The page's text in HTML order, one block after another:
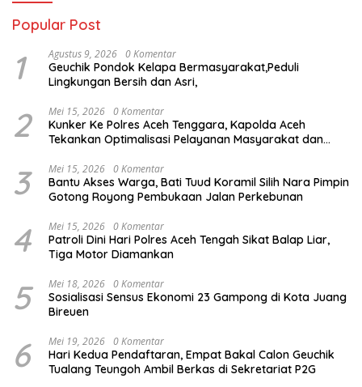
Popular Post
1 Agustus 9, 2026 0 Komentar
Geuchik Pondok Kelapa Bermasyarakat,Peduli
Lingkungan Bersih dan Asri,
2 Mei 15, 2026 0 Komentar
Kunker Ke Polres Aceh Tenggara, Kapolda Aceh
Tekankan Optimalisasi Pelayanan Masyarakat dan
3 Mei 15, 2026 0 Komentar
Bantu Akses Warga, Bati Tuud Koramil Silih Nara Pimpin
Gotong Royong Pembukaan Jalan Perkebunan
4 Mei 15, 2026 0 Komentar
Patroli Dini Hari Polres Aceh Tengah Sikat Balap Liar,
Tiga Motor Diamankan
5 Mei 18, 2026 0 Komentar
Sosialisasi Sensus Ekonomi 23 Gampong di Kota Juang
Bireuen
6 Mei 19, 2026 0 Komentar
Hari Kedua Pendaftaran, Empat Bakal Calon Geuchik
Tualang Teungoh Ambil Berkas di Sekretariat P2G